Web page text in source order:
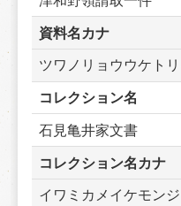
資料名カナ
ツワノリョウウケト
コレクション名
石見亀井家文書
コレクション名カナ
イワミカメイケモン